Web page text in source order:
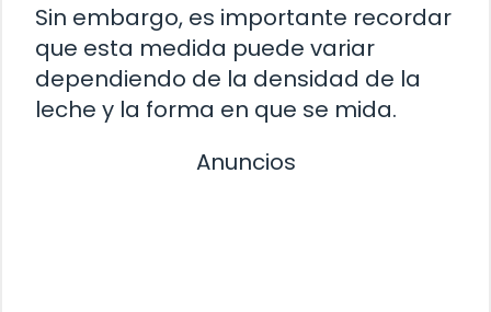
Sin embargo, es importante recordar
que esta medida puede variar
dependiendo de la densidad de la
leche y la forma en que se mida.
Anuncios